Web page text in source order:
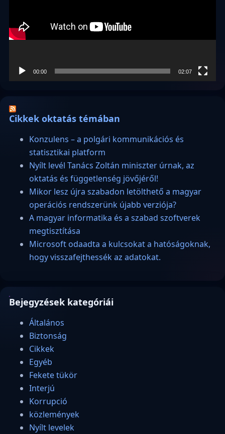
00:00 02:07
Cikkek oktatás témában
Konzulens – a polgári kommunikációs és
statisztikai platform
Nyílt levél Tanács Zoltán miniszter úrnak, az
oktatás és függetlenség jövőjéről!
Mikor lesz újra szabadon letölthető a magyar
operációs rendszerünk újabb verziója?
A magyar informatika és a szabad szoftverek
megtisztítása
Microsoft odaadta a kulcsokat a hatóságoknak,
hogy visszafejthessék az adatokat.
Bejegyzések kategóriái
Általános
Biztonság
Cikkek
Egyéb
Fekete tükör
Interjú
Korrupció
közlemények
Nyílt levelek